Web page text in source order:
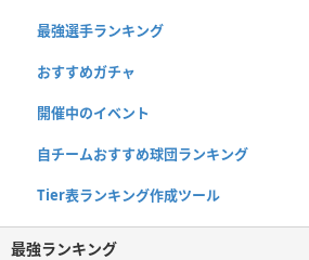
最強選手ランキング
おすすめガチャ
開催中のイベント
自チームおすすめ球団ランキング
Tier表ランキング作成ツール
最強ランキング